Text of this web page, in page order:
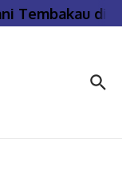
Tembakau di